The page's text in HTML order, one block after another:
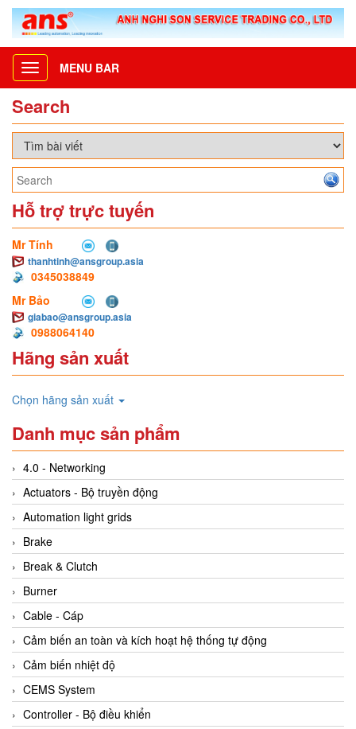
Toggle
navigation
MENU BAR
Search
Hỗ trợ trực tuyến
Mr Tính
thanhtinh@ansgroup.asia
0345038849
Mr Bảo
giabao@ansgroup.asia
0988064140
Hãng sản xuất
Chọn hãng sản xuất
Danh mục sản phẩm
4.0 - Networking
Actuators - Bộ truyền động
Automation light grids
Brake
Break & Clutch
Burner
Cable - Cáp
Cảm biến an toàn và kích hoạt hệ thống tự động
Cảm biến nhiệt độ
CEMS System
Controller - Bộ điều khiển